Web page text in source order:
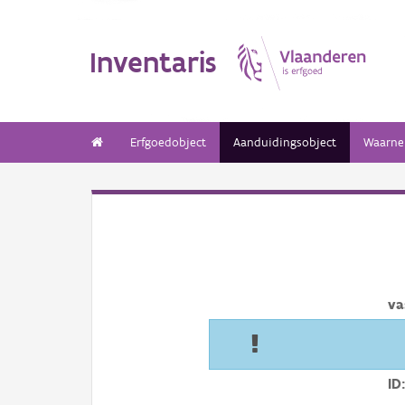
Inventaris
Erfgoedobject Aanduidingsobject
ID